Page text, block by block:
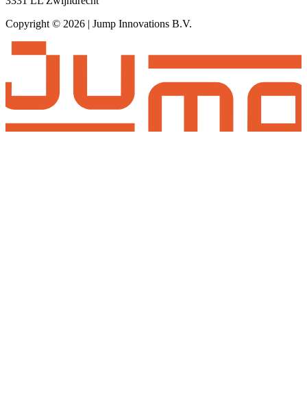
Copyright © 2026 | Jump Innovations B.V.